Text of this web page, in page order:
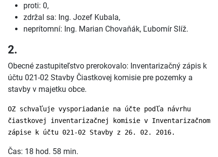
proti: 0,
zdržal sa: Ing. Jozef Kubala,
neprítomní: Ing. Marian Chovaňák, Ľubomír Slíž.
2.
Obecné zastupiteľstvo prerokovalo: Inventarizačný zápis k
účtu 021-02 Stavby Čiastkovej komisie pre pozemky a
stavby v majetku obce.
OZ schvaľuje vysporiadanie na účte podľa návrhu
čiastkovej inventarizačnej komisie v Inventarizačnom
zápise k účtu 021-02 Stavby z 26. 02. 2016.
Čas: 18 hod. 58 min.